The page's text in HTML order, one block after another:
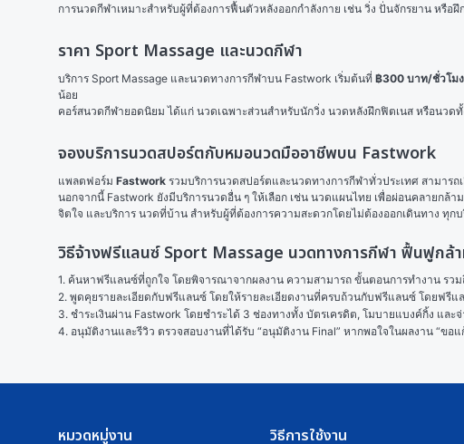
การนวดกีฬาเหมาะสำหรับผู้ที่ต้องการฟื้นตัวหลังออกกำลังกาย เช่น วิ่ง ปั่นจักรยาน หรือ
ราคา Sport Massage และนวดกีฬา
บริการ Sport Massage และนวดทางการกีฬาบน Fastwork เริ่มต้นที่ ฿300 บาท/ชั่วโมง
น้อย
คอร์สนวดกีฬายอดนิยม ได้แก่ นวดเฉพาะส่วนสำหรับนักวิ่ง นวดหลังฝึกฟิตเนส หรือนว
จองบริการนวดสปอร์ตกับหมอนวดมืออาชีพบน Fastwork
แพลตฟอร์ม Fastwork รวมบริการนวดสปอร์ตและนวดทางการกีฬาทั่วประเทศ สามาร
นอกจากนี้ Fastwork ยังมีบริการนวดอื่น ๆ ให้เลือก เช่น นวดแผนไทย เพื่อผ่อนคลายกล้า
จิตใจ และบริการ นวดที่บ้าน สำหรับผู้ที่ต้องการความสะดวกโดยไม่ต้องออกเดินทาง ทุ
วิธีจ้างฟรีแลนซ์ Sport Massage นวดทางการกีฬา ฟื้นฟูกล้
1. ค้นหาฟรีแลนซ์ที่ถูกใจ โดยพิจารณาจากผลงาน ความสามารถ ขั้นตอนการทำงาน รวม
2. พูดคุยรายละเอียดกับฟรีแลนซ์ โดยให้รายละเอียดงานที่ครบถ้วนกับฟรีแลนซ์ โดยฟรี
3. ชำระเงินผ่าน Fastwork โดยชำระได้ 3 ช่องทางทั้ง บัตรเครดิต, โมบายแบงค์กิ้ง แ
4. อนุมัติงานและรีวิว ตรวจสอบงานที่ได้รับ “อนุมัติงาน Final” หากพอใจในผลงาน “ขอ
หมวดหมู่งาน วิธีการใช้งาน